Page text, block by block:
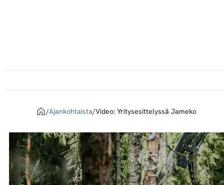
Home
/Ajankohtaista/Video: Yritysesittelyssä Jameko